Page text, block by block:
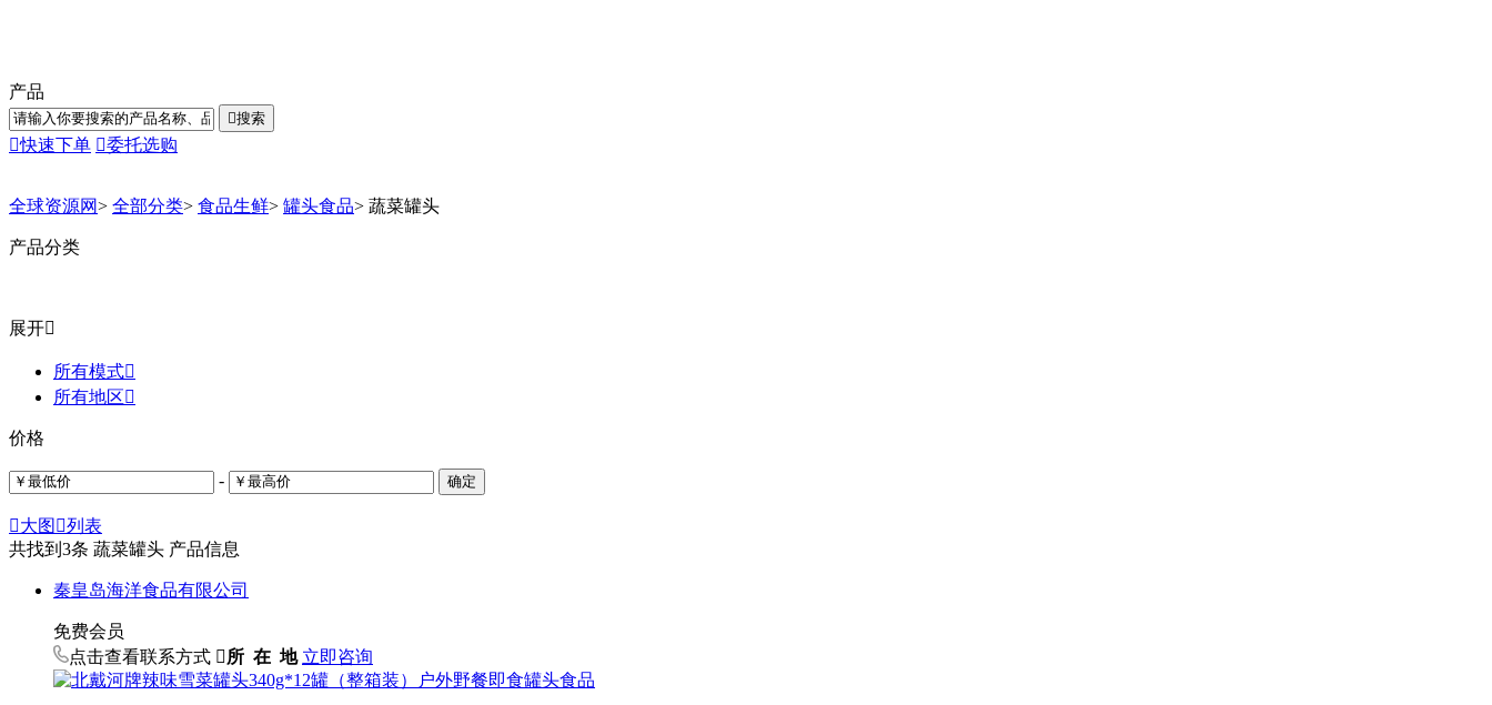
产品
搜索
快速下单 委托选购
全球资源网> 全部分类> 食品生鲜> 罐头食品> 蔬菜罐头
产品分类
展开
所有模式
所有地区
价格
- 确定
大图 列表
共找到 3条 蔬菜罐头 产品信息
秦皇岛海洋食品有限公司
免费会员
点击查看联系方式 所 在 地 立即咨询